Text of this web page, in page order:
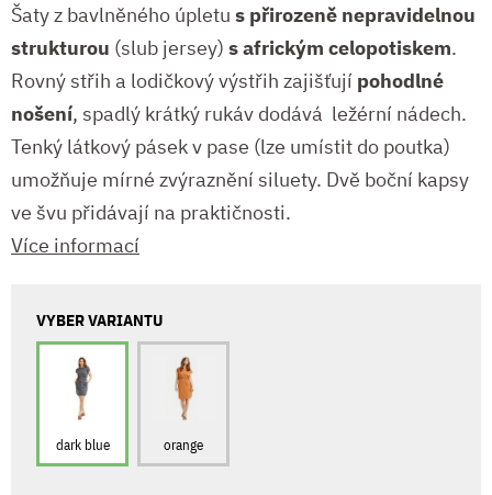
Šaty z bavlněného úpletu s přirozeně nepravidelnou
strukturou (slub jersey) s africkým celopotiskem.
Rovný střih a lodičkový výstřih zajišťují pohodlné
nošení, spadlý krátký rukáv dodává ležérní nádech.
Tenký látkový pásek v pase (lze umístit do poutka)
umožňuje mírné zvýraznění siluety. Dvě boční kapsy
ve švu přidávají na praktičnosti.
Více informací
VYBER VARIANTU
dark blue orange